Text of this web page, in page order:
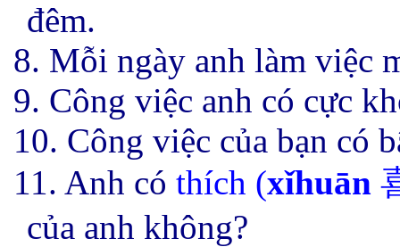
đêm.
8. Mỗi ngày anh làm việc
9. Công việc anh có cực
10. Công việc của bạn có
11. Anh có thích (xǐhuān
của anh không?